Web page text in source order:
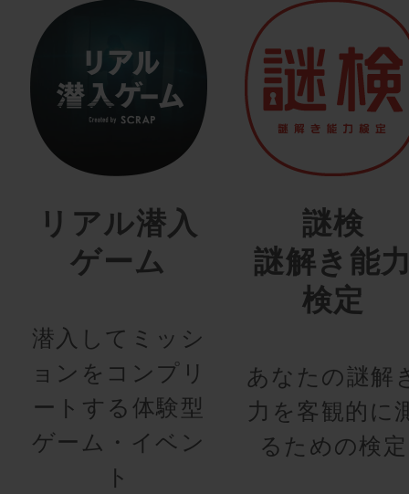
リアル潜入
ゲーム
潜入してミッシ
ョンをコンプリ
ートする体験型
ゲーム・イベン
ト
謎検
謎解き能
検定
あなたの謎解
力を客観的に
るための検定